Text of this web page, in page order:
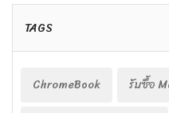
TAGS
ChromeBook
รับซื้อ